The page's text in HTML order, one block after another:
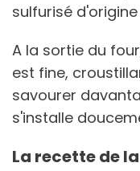
sulfurisé
A la sortie du
est fine,
savourer
s'installe
La recette de